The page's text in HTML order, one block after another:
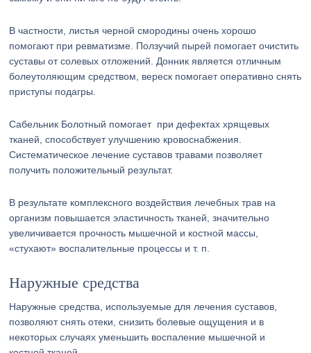
В частности, листья черной смородины очень хорошо
помогают при ревматизме. Ползучий пырей помогает очистить
суставы от солевых отложений. Донник является отличным
болеутоляющим средством, вереск помогает оперативно снять
приступы подагры.
Сабельник Болотный помогает при дефектах хрящевых
тканей, способствует улучшению кровоснабжения.
Систематическое лечение суставов травами позволяет
получить положительный результат.
В результате комплексного воздействия лечебных трав на
организм повышается эластичность тканей, значительно
увеличивается прочность мышечной и костной массы,
«стухают» воспалительные процессы и т. п.
Наружные средства
Наружные средства, используемые для лечения суставов,
позволяют снять отеки, снизить болевые ощущения и в
некоторых случаях уменьшить воспаление мышечной и